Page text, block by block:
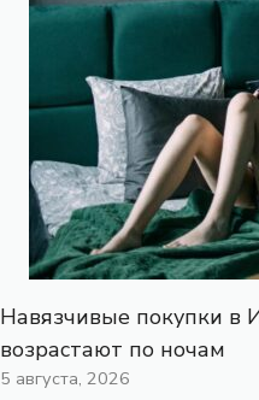
Навязчивые покупки в
возрастают по ночам
5 августа, 2026